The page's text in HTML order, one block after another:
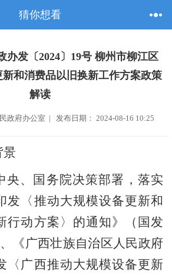
猜你想看
办发〔2024〕19号 柳州市柳江区
和消费品以旧换新工作方案政策
解读
政府办公室 | 发布日期： 2024-08-16 10:25
景
央、国务院决策部署，落实
发〈推动大规模设备更新和
行动方案〉的通知》（国发
《广西壮族自治区人民政府
〈广西推动大规模设备更新